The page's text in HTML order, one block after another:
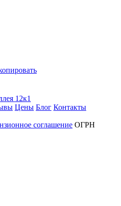
12к1
Цены Блог Контакты
соглашение ОГРН